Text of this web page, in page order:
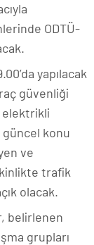
ODTÜ-
yapılacak
güvenliği
elektrikli
güncel konu
ve
trafik
olacak.
belirlenen
grupları